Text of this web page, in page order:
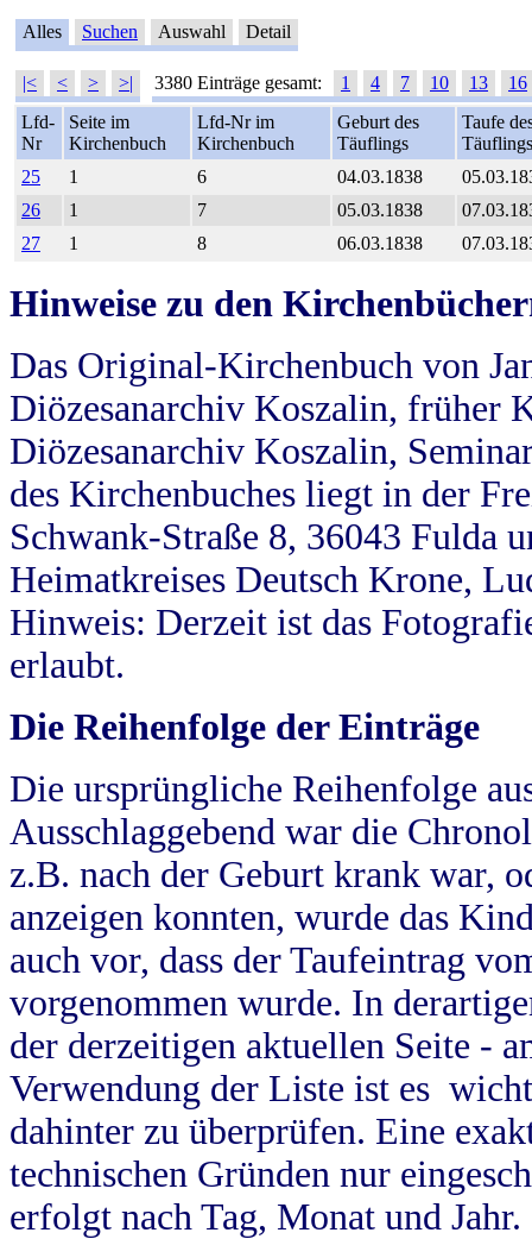
Alles Suchen Auswahl Detail
|< < > >| 3380 Einträge gesamt: 1 4 7 10 13
16
Lfd-
Nr
Seite im
Kirchenbuch
Lfd-Nr im
Kirchenbuch
Geburt des
Täuflings
Taufe
Täuflings
25
1 6 04.03.1838
26
1 7 05.03.1838
27
1 8 06.03.1838
Hinweise zu den
Das Original-Kirchenbuch von
Diözesanarchiv Koszalin, früher
Diözesanarchiv Koszalin,
des Kirchenbuches liegt in der
Schwank-Straße 8, 36043 Fulda
Heimatkreises Deutsch Krone,
Hinweis: Derzeit ist das
erlaubt.
Die Reihenfolge der Einträge
Die ursprüngliche Reihenfolge
Ausschlaggebend war die
z.B. nach der Geburt krank war,
anzeigen konnten, wurde das
auch vor, dass der Taufeintrag
vorgenommen wurde. In
der derzeitigen aktuellen Seite -
Verwendung der Liste ist es
dahinter zu überprüfen. Eine
technischen Gründen nur
erfolgt nach Tag, Monat und Jahr.